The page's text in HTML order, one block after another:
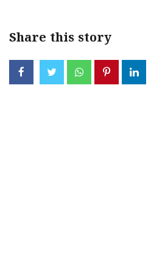
Share this story